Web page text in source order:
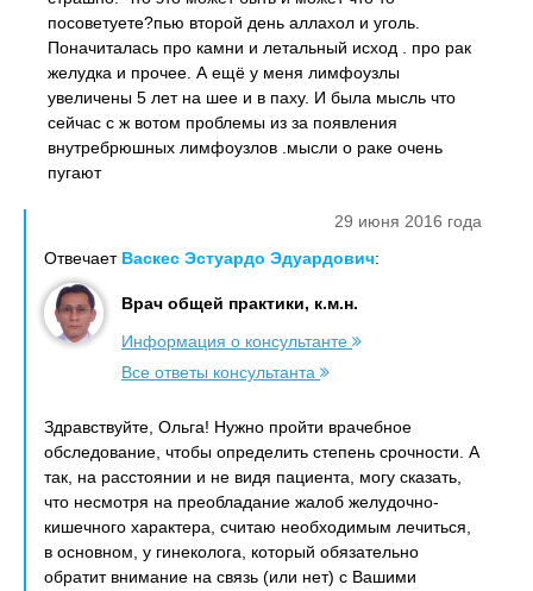
посоветуете?пью второй день аллахол и уголь.
Поначиталась про камни и летальный исход . про рак
желудка и прочее. А ещё у меня лимфоузлы
увеличены 5 лет на шее и в паху. И была мысль что
сейчас с ж вотом проблемы из за появления
внутребрюшных лимфоузлов .мысли о раке очень
пугают
29 июня 2016 года
Отвечает Васкес Эстуардо Эдуардович:
Врач общей практики, к.м.н.
Информация о консультанте
Все ответы консультанта
Здравствуйте, Ольга! Нужно пройти врачебное
обследование, чтобы определить степень срочности. А
так, на расстоянии и не видя пациента, могу сказать,
что несмотря на преобладание жалоб желудочно-
кишечного характера, считаю необходимым лечиться,
в основном, у гинеколога, который обязательно
обратит внимание на связь (или нет) с Вашими